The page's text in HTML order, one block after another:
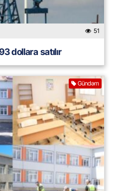
51
dollara satılır
Gündəm